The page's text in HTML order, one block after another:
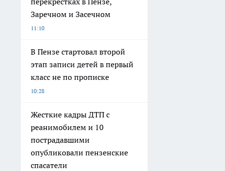
Заречном и Засечном
11:10
В Пензе стартовал второй
этап записи детей в первый
класс не по прописке
10:28
Жесткие кадры ДТП с
реанимобилем и 10
пострадавшими
опубликовали пензенские
спасатели